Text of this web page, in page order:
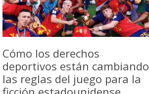
Cómo los derechos
deportivos están cambiando
las reglas del juego para la